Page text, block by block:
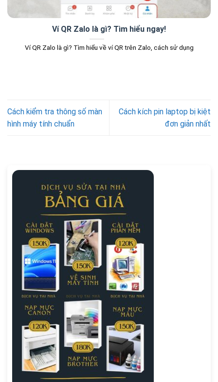
Ví QR Zalo là gì? Tìm hiểu ngay!
Ví QR Zalo là gì? Tìm hiểu về ví QR trên Zalo, cách sử dụng
Cách kiểm tra thông số màn
hình máy tính chuẩn
Cách kích pin laptop bị kiệt
đơn giản nhất